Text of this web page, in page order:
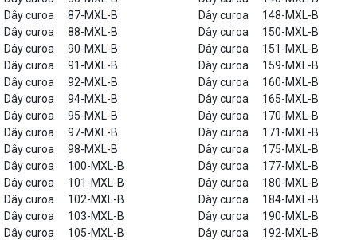
Dây curoa
87-MXL-B Dây curoa
148-MXL-B
Dây curoa
88-MXL-B Dây curoa
150-MXL-B
Dây curoa
90-MXL-B Dây curoa
151-MXL-B
Dây curoa
91-MXL-B Dây curoa
159-MXL-B
Dây curoa
92-MXL-B Dây curoa
160-MXL-B
Dây curoa
94-MXL-B Dây curoa
165-MXL-B
Dây curoa
95-MXL-B Dây curoa
170-MXL-B
Dây curoa
97-MXL-B Dây curoa
171-MXL-B
Dây curoa
98-MXL-B Dây curoa
175-MXL-B
Dây curoa
100-MXL-B Dây curoa
177-MXL-B
Dây curoa
101-MXL-B Dây curoa
180-MXL-B
Dây curoa
102-MXL-B Dây curoa
184-MXL-B
Dây curoa
103-MXL-B Dây curoa
190-MXL-B
Dây curoa
105-MXL-B Dây curoa
192-MXL-B